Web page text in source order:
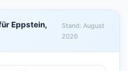
Eppstein,
Stand: August
2026